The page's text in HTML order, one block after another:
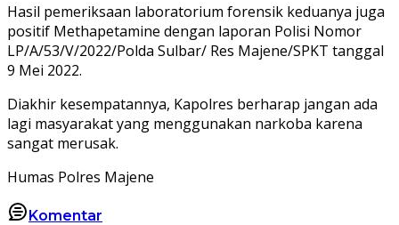
Hasil pemeriksaan laboratorium forensik keduanya juga
positif Methapetamine dengan laporan Polisi Nomor
LP/A/53/V/2022/Polda Sulbar/ Res Majene/SPKT tanggal
9 Mei 2022.
Diakhir kesempatannya, Kapolres berharap jangan ada
lagi masyarakat yang menggunakan narkoba karena
sangat merusak.
Humas Polres Majene
Komentar